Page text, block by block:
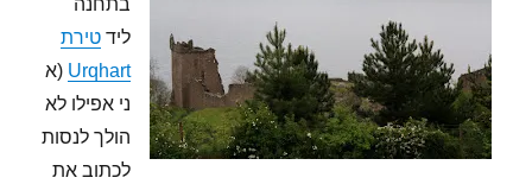
בתחנה
לידטירת
Urqhart (א
ני אפילו לא
הולך לנסות
לכתוב את